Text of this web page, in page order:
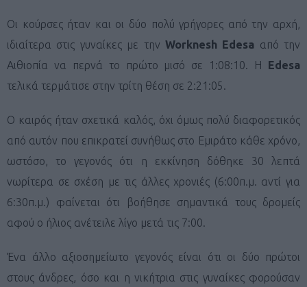
Οι κούρσες ήταν και οι δύο πολύ γρήγορες από την αρχή,
ιδιαίτερα στις γυναίκες με την Worknesh Edesa από την
Αιθιοπία να περνά το πρώτο μισό σε 1:08:10. Η Edesa
τελικά τερμάτισε στην τρίτη θέση σε 2:21:05.
Ο καιρός ήταν σχετικά καλός, όχι όμως πολύ διαφορετικός
από αυτόν που επικρατεί συνήθως στο Εμιράτο κάθε χρόνο,
ωστόσο, το γεγονός ότι η εκκίνηση δόθηκε 30 λεπτά
νωρίτερα σε σχέση με τις άλλες χρονιές (6:00π.μ. αντί για
6:30π.μ.) φαίνεται ότι βοήθησε σημαντικά τους δρομείς
αφού ο ήλιος ανέτειλε λίγο μετά τις 7:00.
Ένα άλλο αξιοσημείωτο γεγονός είναι ότι οι δύο πρώτοι
στους άνδρες, όσο και η νικήτρια στις γυναίκες φορούσαν